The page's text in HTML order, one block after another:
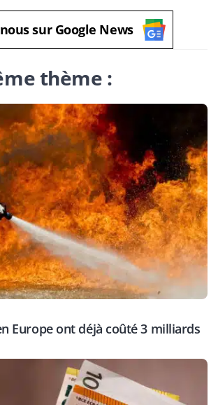
sur Google News
thème :
Europe ont déjà coûté 3 milliards